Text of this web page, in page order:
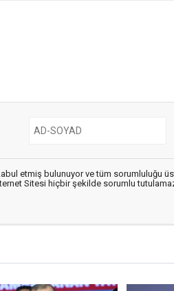
etmiş bulunuyor ve tüm sorumluluğu
Sitesi hiçbir şekilde sorumlu